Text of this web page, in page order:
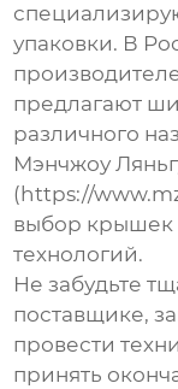
упаковки. В
предлагают
различного
Мэнчжоу
(https://
выбор крышек
технологий.
Не забудьте
поставщике,
провести
принять